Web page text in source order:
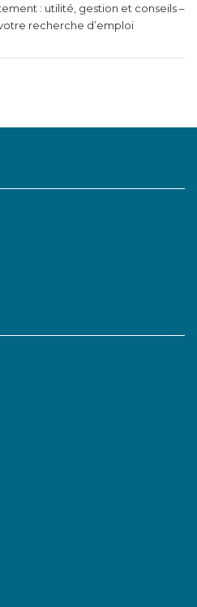
: utilité, gestion et conseils –
recherche d’emploi